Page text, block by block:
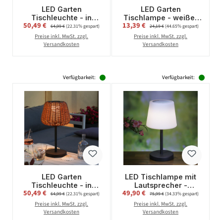
LED Garten
Tischleuchte - in
Rattanoptik - H: 45cm
- dimmbar - aufladbar
- mit Fernbedienung -
Verkaufspreis:
50,49 € Regulärer Preis:
64,99 €(22.31% gespart)
Preise inkl. MwSt. zzgl.
Versandkosten
LED Garten
Tischlampe - weißer
Lampenschirm - 2
Helligkeitsstufen - H:
34cm - USB - für
Verkaufspreis:
13,39 € Regulärer Preis:
24,19 €(44.65% gespart)
Preise inkl. MwSt. zzgl.
Versandkosten
Verfügbarkeit:
LED Garten
Tischleuchte - in
Rattanoptik - H: 45cm
- dimmbar - aufladbar
- mit Fernb. - hell
Verkaufspreis:
50,49 € Regulärer Preis:
64,99 €(22.31% gespart)
Preise inkl. MwSt. zzgl.
Versandkosten
Verfügbarkeit:
LED Tischlampe mit
Lautsprecher -
Bluetooth -
wiederaufladbar - H:
38cm - für Terrasse,
Verkaufspreis:
49,90 € Regulärer Preis:
75,99 €(34.33% gespart)
Preise inkl. MwSt. zzgl.
Versandkosten